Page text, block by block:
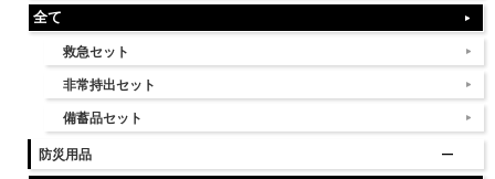
全て
救急セット
非常持出セット
備蓄品セット
防災用品